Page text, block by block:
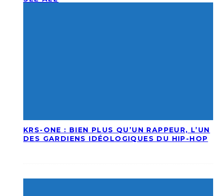
KRS-ONE : BIEN PLUS QU’UN RAPPEUR, L’UN
DES GARDIENS IDÉOLOGIQUES DU HIP-HOP